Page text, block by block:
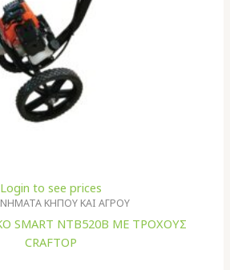
Login to see prices
ΚΗΠΟΥ ΚΑΙ ΑΓΡΟΥ
SMART NTB520B ΜΕ ΤΡΟΧΟΥΣ
CRAFTOP